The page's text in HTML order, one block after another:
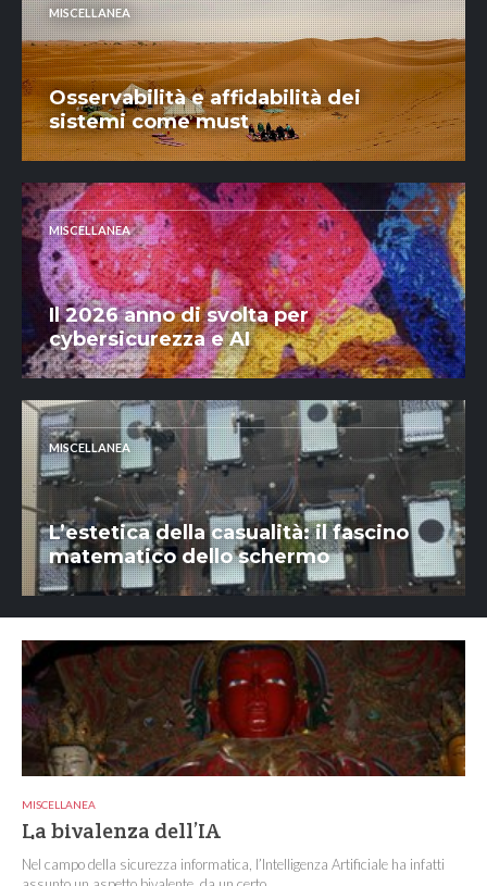
MISCELLANEA
Osservabilità e affidabilità dei
sistemi come must
MISCELLANEA
Il 2026 anno di svolta per
cybersicurezza e AI
MISCELLANEA
L’estetica della casualità: il fascino
matematico dello schermo
MISCELLANEA
La bivalenza dell’IA
Nel campo della sicurezza informatica, l’Intelligenza Artificiale ha infatti